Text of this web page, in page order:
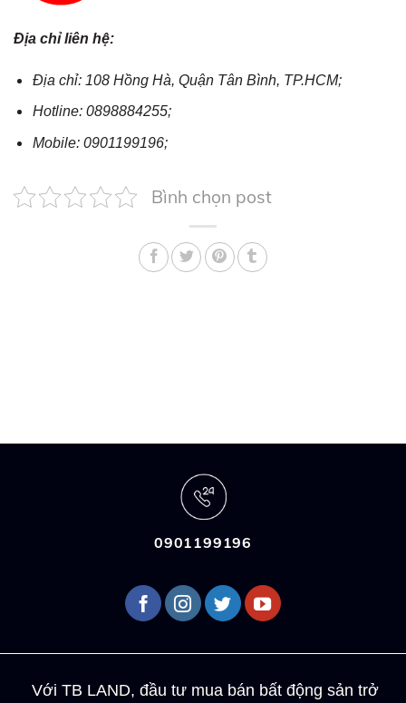
Địa chỉ liên hệ:
Địa chỉ: 108 Hồng Hà, Quận Tân Bình, TP.HCM;
Hotline: 0898884255;
Mobile: 0901199196;
Bình chọn post
0901199196
Với TB LAND, đầu tư mua bán bất động sản trở